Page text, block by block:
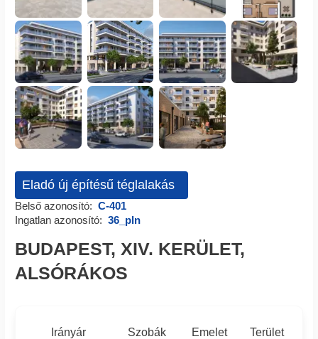
Eladó új építésű téglalakás
Belső azonosító: C-401
Ingatlan azonosító: 36_pln
BUDAPEST, XIV. KERÜLET,
ALSÓRÁKOS
Irányár Szobák Emelet Terület